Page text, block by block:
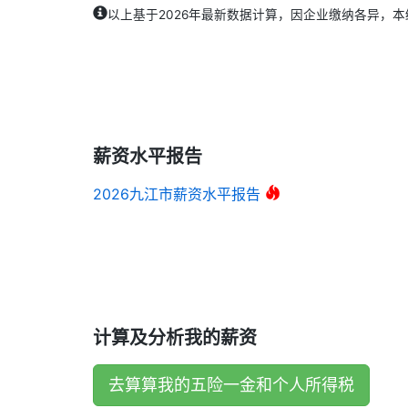
以上基于2026年最新数据计算，因企业缴纳各异，本
薪资水平报告
2026九江市薪资水平报告
计算及分析我的薪资
去算算我的五险一金和个人所得税